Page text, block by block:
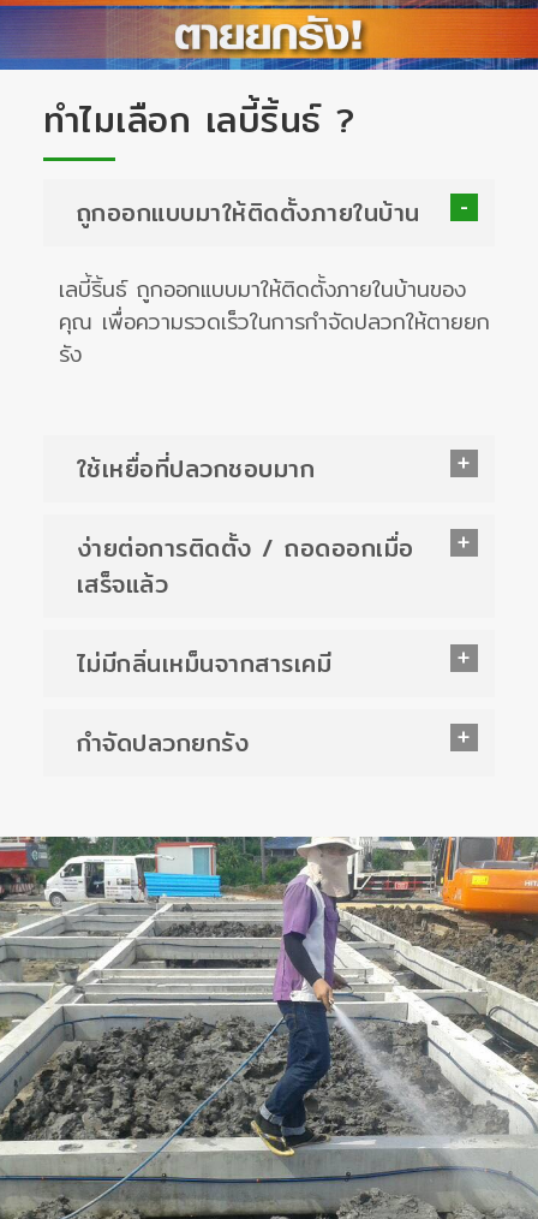
ทำไมเลือก เลบี้ริ้นธ์ ?
ถูกออกแบบมาให้ติดตั้งภายในบ้าน
เลบี้ริ้นธ์ ถูกออกแบบมาให้ติดตั้งภายในบ้านของ
คุณ เพื่อความรวดเร็วในการกำจัดปลวกให้ตายยก
รัง
ใช้เหยื่อที่ปลวกชอบมาก
ง่ายต่อการติดตั้ง / ถอดออกเมื่อ
เสร็จแล้ว
ไม่มีกลิ่นเหม็นจากสารเคมี
กำจัดปลวกยกรัง